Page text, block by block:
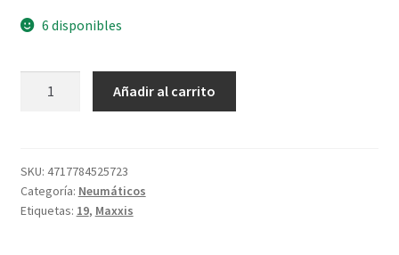
6 disponibles
59V
MAXXVENTURE
MA-
Añadir al carrito
SKU: 4717784525723
Categoría: Neumáticos
Etiquetas: 19, Maxxis